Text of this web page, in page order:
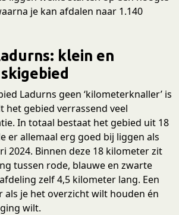
je kan afdalen naar 1.140
klein en
Ladurns geen ‘kilometerknaller’ is
het gebied verrassend veel
In totaal bestaat het gebied uit 18
er allemaal erg goed bij liggen als
2024. Binnen deze 18 kilometer zit
tussen rode, blauwe en zwarte
zelf 4,5 kilometer lang. Een
als je het overzicht wilt houden én
wilt.